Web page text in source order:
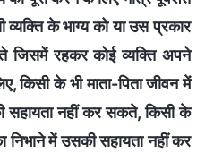
व्यक्ति के भाग्य को या उस प्रकार
जिसमें रहकर कोई व्यक्ति अपने
किसी के भी माता-पिता जीवन में
नहीं कर सकते, किसी के
निभाने में उसकी सहायता नहीं कर